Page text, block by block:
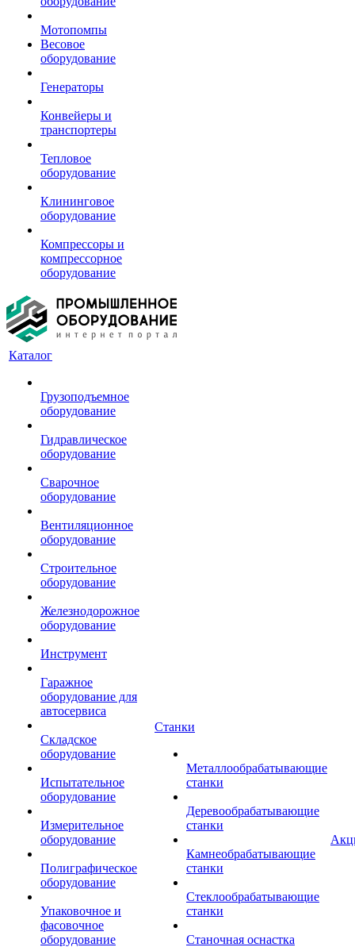
Мотопомпы
Весовое
оборудование
Генераторы
Конвейеры и
транспортеры
Тепловое
оборудование
Клининговое
оборудование
Компрессоры и
компрессорное
оборудование
Каталог
Грузоподъемное
оборудование
Гидравлическое
оборудование
Сварочное
оборудование
Вентиляционное
оборудование
Строительное
оборудование
Железнодорожное
оборудование
Инструмент
Гаражное
оборудование для
автосервиса
Складское
оборудование
Испытательное
оборудование
Измерительное
оборудование
Полиграфическое
оборудование
Упаковочное и
фасовочное
оборудование
Станки
Металлообрабатывающие
станки
Деревообрабатывающие
станки
Камнеобрабатывающие
станки
Стеклообрабатывающие
станки
Станочная оснастка